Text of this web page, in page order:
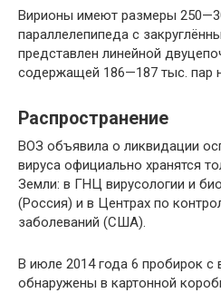
Вирионы имеют размеры
параллелепипеда с
представлен линейной
содержащей 186—187 тыс. пар
Распространение
ВОЗ объявила о ликвидации
вируса официально хранятся
Земли: в ГНЦ вирусологии и
(Россия) и в Центрах по
заболеваний (США).
В июле 2014 года 6 пробирок с
обнаружены в картонной